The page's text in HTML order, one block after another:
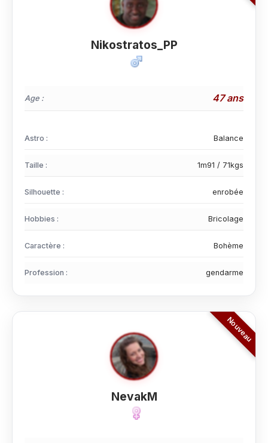
Nikostratos_PP
Age : 47 ans
Astro : Balance
Taille : 1m91 / 71kgs
Silhouette : enrobée
Hobbies : Bricolage
Caractère : Bohème
Profession : gendarme
NevakM